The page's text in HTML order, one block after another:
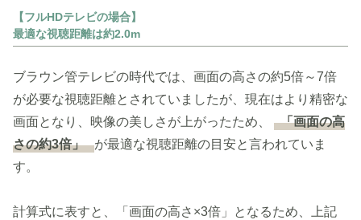
【フルHDテレビの場合】
最適な視聴距離は約2.0m
ブラウン管テレビの時代では、画面の高さの約5倍～7倍
が必要な視聴距離とされていましたが、現在はより精密な
画面となり、映像の美しさが上がったため、
「画面の高
さの約3倍」 が最適な視聴距離の目安と言われていま
す。
計算式に表すと、「画面の高さ×3倍」となるため、上記